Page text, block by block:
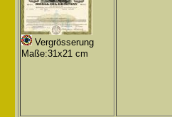
Vergrösserung
Maße:31x21 cm